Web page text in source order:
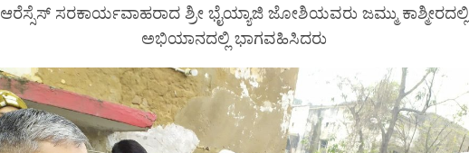
ಆರೆಸ್ಸೆಸ್ ಸರಕಾರ್ಯವಾಹರಾದ ಶ್ರೀ ಭೈಯ್ಯಾಜಿ ಜೋಶಿಯವರು ಜಮ್ಮು ಕಾಶ್ಮೀರದಲ್ಲಿ
ಅಭಿಯಾನದಲ್ಲಿ ಭಾಗವಹಿಸಿದರು